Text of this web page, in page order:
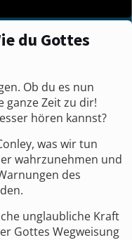
du Gottes
Ob du es nun
ganze Zeit zu dir!
hören kannst?
was wir tun
wahrzunehmen und
des
unglaubliche Kraft
Gottes Wegweisung